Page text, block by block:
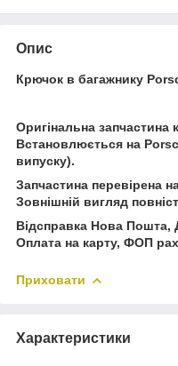
Опис
Крючок в багажнику
Оригінальна запчастина
Встановлюється на
випуску).
Запчастина перевірена
Зовнішній вигляд
Відсправка Нова Пошта,
Оплата на карту, ФОП
Приховати
Характеристики